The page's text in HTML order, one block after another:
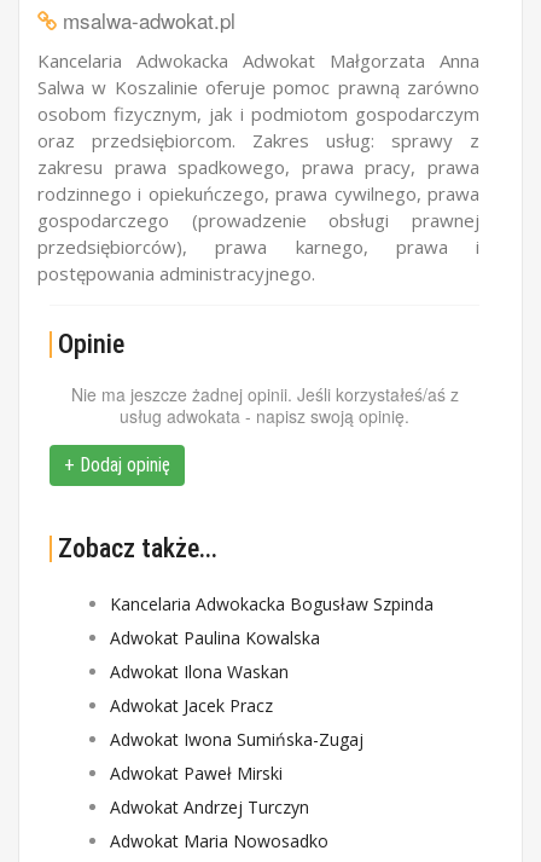
msalwa-adwokat.pl
Kancelaria Adwokacka Adwokat Małgorzata Anna
Salwa w Koszalinie oferuje pomoc prawną zarówno
osobom fizycznym, jak i podmiotom gospodarczym
oraz przedsiębiorcom. Zakres usług: sprawy z
zakresu prawa spadkowego, prawa pracy, prawa
rodzinnego i opiekuńczego, prawa cywilnego, prawa
gospodarczego (prowadzenie obsługi prawnej
przedsiębiorców), prawa karnego, prawa i
postępowania administracyjnego.
Opinie
Nie ma jeszcze żadnej opinii. Jeśli korzystałeś/aś z
usług adwokata - napisz swoją opinię.
+ Dodaj opinię
Zobacz także...
Kancelaria Adwokacka Bogusław Szpinda
Adwokat Paulina Kowalska
Adwokat Ilona Waskan
Adwokat Jacek Pracz
Adwokat Iwona Sumińska-Zugaj
Adwokat Paweł Mirski
Adwokat Andrzej Turczyn
Adwokat Maria Nowosadko